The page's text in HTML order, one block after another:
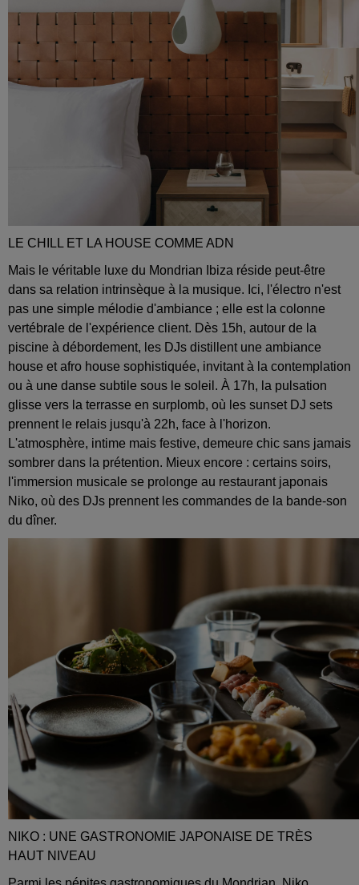
LE CHILL ET LA HOUSE COMME ADN
Mais le véritable luxe du Mondrian Ibiza réside peut-être
dans sa relation intrinsèque à la musique. Ici, l'électro n'est
pas une simple mélodie d'ambiance ; elle est la colonne
vertébrale de l'expérience client. Dès 15h, autour de la
piscine à débordement, les DJs distillent une ambiance
house et afro house sophistiquée, invitant à la contemplation
ou à une danse subtile sous le soleil. À 17h, la pulsation
glisse vers la terrasse en surplomb, où les sunset DJ sets
prennent le relais jusqu'à 22h, face à l'horizon.
L'atmosphère, intime mais festive, demeure chic sans jamais
sombrer dans la prétention. Mieux encore : certains soirs,
l'immersion musicale se prolonge au restaurant japonais
Niko, où des DJs prennent les commandes de la bande-son
du dîner.
NIKO : UNE GASTRONOMIE JAPONAISE DE TRÈS
HAUT NIVEAU